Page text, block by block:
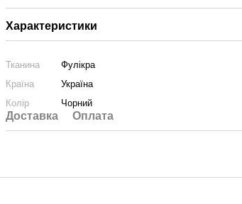
Характеристики
Тканина
Фулікра
Країна
Україна
Колір
Чорний
Доставка Оплата